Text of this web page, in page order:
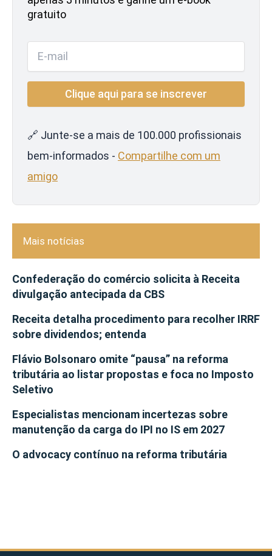
gratuito
🔗 Junte-se a mais de 100.000 profissionais
bem-informados - Compartilhe com um
amigo
Mais notícias
Confederação do comércio solicita à Receita
divulgação antecipada da CBS
Receita detalha procedimento para recolher IRRF
sobre dividendos; entenda
Flávio Bolsonaro omite “pausa” na reforma
tributária ao listar propostas e foca no Imposto
Seletivo
Especialistas mencionam incertezas sobre
manutenção da carga do IPI no IS em 2027
O advocacy contínuo na reforma tributária